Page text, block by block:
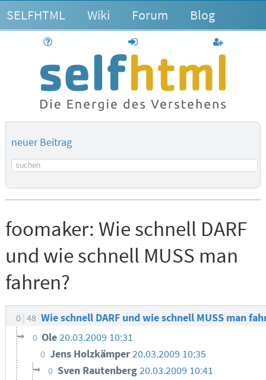
SELFHTML Wiki Forum Blog
anmelden
neuer Beitrag
Suchbegriff
foomaker: Wie schnell DARF
und wie schnell MUSS man
fahren?
0 48 Wie schnell DARF und wie schnell MUSS man
0 Ole20.03.2009 10:31
0 Jens Holzkämper20.03.2009 10:35
0 Sven Rautenberg20.03.2009 10:41